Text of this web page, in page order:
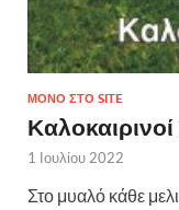
ΜΌΝΟ ΣΤΟ SITE
1 Ιουλίου 2022
Στο μυαλό κάθε